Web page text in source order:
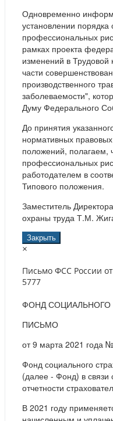
Одновременно
установлении порядка
профессиональных
рамках проекта
изменений в Трудовой
части
производственного
заболеваемости",
Думу Федерального
До принятия
нормативных правовых
положений, полагаем,
профессиональных
работодателем в
Типового положения.
Заместитель
охраны труда Т.М.
Закрыть
×
Письмо ФСС России
5777
ФОНД СОЦИАЛЬНОГО
ПИСЬМО
от 9 марта 2021 года
Фонд социального
(далее - Фонд) в
отчетности
В 2021 году